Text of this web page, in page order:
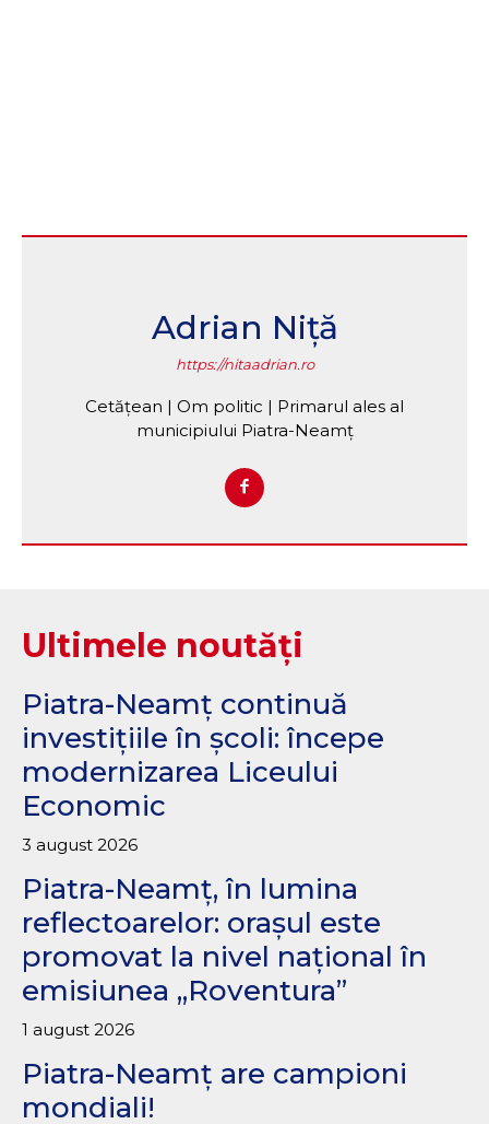
Adrian Niță
https://nitaadrian.ro
Cetățean | Om politic | Primarul ales al
municipiului Piatra-Neamț
Ultimele noutăți
Piatra-Neamț continuă
investițiile în școli: începe
modernizarea Liceului
Economic
3 august 2026
Piatra-Neamț, în lumina
reflectoarelor: orașul este
promovat la nivel național în
emisiunea „Roventura”
1 august 2026
Piatra-Neamț are campioni
mondiali!